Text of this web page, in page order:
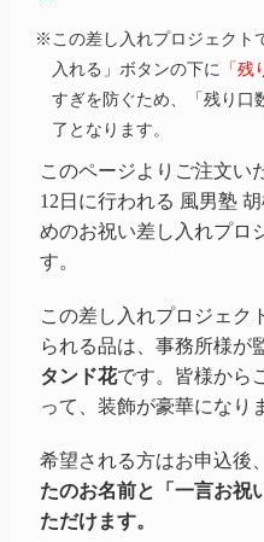
※この差し入れプロジェクト
入れる」ボタンの下に
「残
すぎを防ぐため、「残り口
了となります。
このページよりご注文い
12日に行われる 風男塾
めのお祝い差し入れプロ
す。
この差し入れプロジェク
られる品は、事務所様が
タンド花です。皆様から
って、装飾が豪華になり
希望される方はお申込後、
たのお名前と「一言お祝
ただけます。